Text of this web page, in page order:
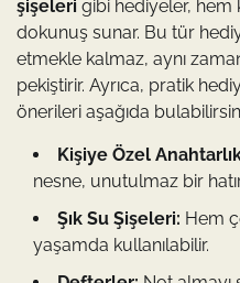
şişeleri gibi hediyeler, hem
dokunuş sunar. Bu tür
etmekle kalmaz, aynı
pekiştirir. Ayrıca, pratik
önerileri aşağıda
Kişiye Özel
nesne, unutulmaz bir
Şık Su Şişeleri: Hem
yaşamda kullanılabilir.